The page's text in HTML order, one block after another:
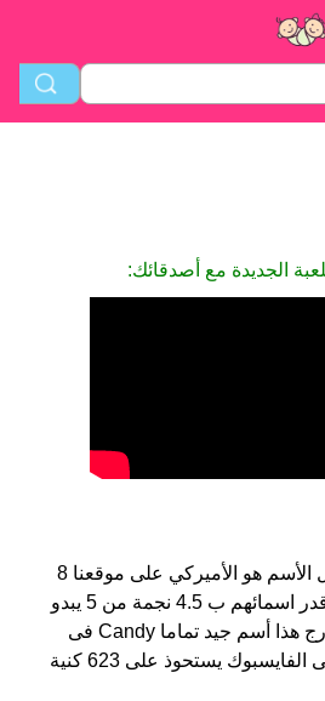
الجديدة مع أصدقائك:
Candy هو اسم فتاة. أصل الأسم هو الأميركي على موقعنا 8
الأشخاص بأسم Candy (قدر اسمائهم ب 4.5 نجمة من 5 يبدو
انهم راضون جدا. فى الخارج هذا أسم جيد تماما Candy فى
1000 اكثر اسم شهرة على الفايسبوك يستحوذ على 623 كنية